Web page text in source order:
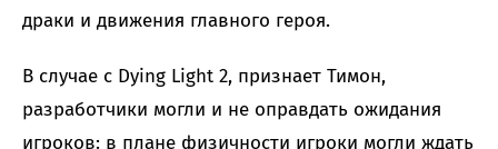
драки и движения главного героя.
В случае с Dying Light 2, признает Тимон,
разработчики могли и не оправдать ожидания
игроков: в плане физичности игроки могли ждать